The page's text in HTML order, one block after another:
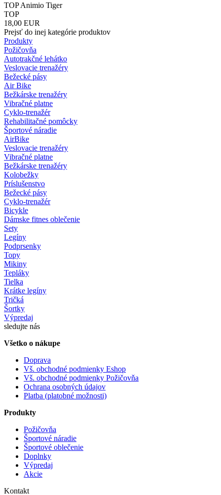
TOP Animio Tiger
TOP
18,00 EUR
Prejsť do inej kategórie produktov
Produkty
Požičovňa
Autotrakčné lehátko
Veslovacie trenažéry
Bežecké pásy
Air Bike
Bežkárske trenažéry
Vibračné platne
Cyklo-trenažér
Rehabilitačné pomôcky
Športové náradie
AirBike
Veslovacie trenažéry
Vibračné platne
Bežkárske trenažéry
Kolobežky
Príslušenstvo
Bežecké pásy
Cyklo-trenažér
Bicykle
Dámske fitnes oblečenie
Sety
Legíny
Podprsenky
Topy
Mikiny
Tepláky
Tielka
Krátke legíny
Tričká
Šortky
Výpredaj
sledujte nás
Všetko o nákupe
Doprava
Vš. obchodné podmienky Eshop
Vš. obchodné podmienky Požičovňa
Ochrana osobných údajov
Platba (platobné možnosti)
Produkty
Požičovňa
Športové náradie
Športové oblečenie
Doplnky
Výpredaj
Akcie
Kontakt